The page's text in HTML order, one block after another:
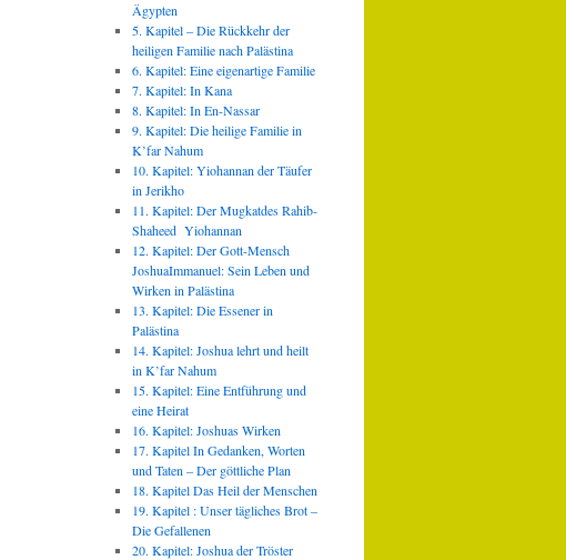
Ägypten
5. Kapitel – Die Rückkehr der
heiligen Familie nach Palästina
6. Kapitel: Eine eigenartige Familie
7. Kapitel: In Kana
8. Kapitel: In En-Nassar
9. Kapitel: Die heilige Familie in
K’far Nahum
10. Kapitel: Yiohannan der Täufer
in Jerikho
11. Kapitel: Der Mugkatdes Rahib-
Shaheed Yiohannan
12. Kapitel: Der Gott-Mensch
JoshuaImmanuel: Sein Leben und
Wirken in Palästina
13. Kapitel: Die Essener in
Palästina
14. Kapitel: Joshua lehrt und heilt
in K’far Nahum
15. Kapitel: Eine Entführung und
eine Heirat
16. Kapitel: Joshuas Wirken
17. Kapitel In Gedanken, Worten
und Taten – Der göttliche Plan
18. Kapitel Das Heil der Menschen
19. Kapitel : Unser tägliches Brot –
Die Gefallenen
20. Kapitel: Joshua der Tröster